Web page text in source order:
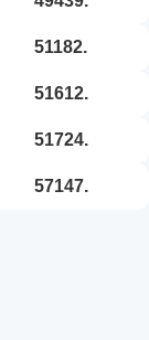
51182.
51612.
51724.
57147.